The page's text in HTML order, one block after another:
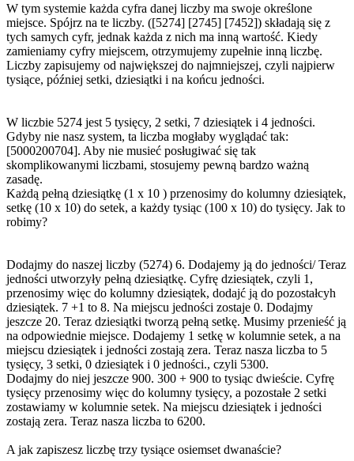
W tym systemie każda cyfra danej liczby ma swoje określone
miejsce. Spójrz na te liczby. ([5274] [2745] [7452]) składają się z
tych samych cyfr, jednak każda z nich ma inną wartość. Kiedy
zamieniamy cyfry miejscem, otrzymujemy zupełnie inną liczbę.
Liczby zapisujemy od największej do najmniejszej, czyli najpierw
tysiące, później setki, dziesiątki i na końcu jedności.
W liczbie 5274 jest 5 tysięcy, 2 setki, 7 dziesiątek i 4 jedności.
Gdyby nie nasz system, ta liczba mogłaby wyglądać tak:
[5000200704]. Aby nie musieć posługiwać się tak
skomplikowanymi liczbami, stosujemy pewną bardzo ważną
zasadę.
Każdą pełną dziesiątkę (1 x 10 ) przenosimy do kolumny dziesiątek,
setkę (10 x 10) do setek, a każdy tysiąc (100 x 10) do tysięcy. Jak to
robimy?
Dodajmy do naszej liczby (5274) 6. Dodajemy ją do jedności/ Teraz
jedności utworzyły pełną dziesiątkę. Cyfrę dziesiątek, czyli 1,
przenosimy więc do kolumny dziesiątek, dodajć ją do pozostałcyh
dziesiątek. 7 +1 to 8. Na miejscu jedności zostaje 0. Dodajmy
jeszcze 20. Teraz dziesiątki tworzą pełną setkę. Musimy przenieść ją
na odpowiednie miejsce. Dodajemy 1 setkę w kolumnie setek, a na
miejscu dziesiątek i jedności zostają zera. Teraz nasza liczba to 5
tysięcy, 3 setki, 0 dziesiątek i 0 jedności., czyli 5300.
Dodajmy do niej jeszcze 900. 300 + 900 to tysiąc dwieście. Cyfrę
tysięcy przenosimy więc do kolumny tysięcy, a pozostałe 2 setki
zostawiamy w kolumnie setek. Na miejscu dziesiątek i jedności
zostają zera. Teraz nasza liczba to 6200.
A jak zapiszesz liczbę trzy tysiące osiemset dwanaście?